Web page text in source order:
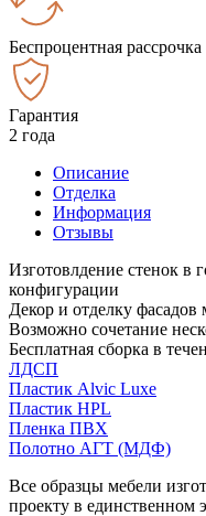
Беспроцентная рассрочка
Гарантия
2 года
Описание
Отделка
Информация
Отзывы
Изготовлдение стенок в
конфигурации
Декор и отделку
Возможно сочетание
Бесплатная сборка в
ЛДСП
Пластик Alvic Luxe
Пластик HPL
Пленка ПВХ
Полотно АГТ (МДФ)
Все образцы мебели
проекту в единственном